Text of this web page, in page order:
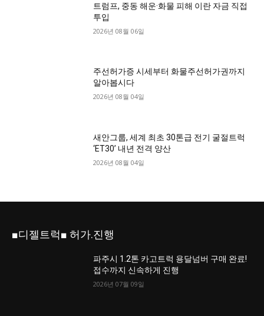
트럼프, 중동 해운·화물 피해 이란 자금 직접
투입
2026년 08월 06일
주선허가증 시세부터 화물주선허가권까지
알아봅시다
2026년 08월 04일
새안그룹, 세계 최초 30톤급 전기 굴절트럭
‘ET30’ 내년 전격 양산
2026년 08월 04일
■디젤트럭■ 허가.진행
파주시 1.2톤 카고트럭 용달넘버 구매 완료!
접수까지 신속하게 진행
2026년 07월 09일